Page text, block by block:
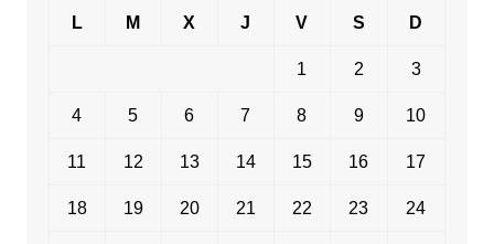
L M X J V S D
1 2 3
4 5 6 7 8 9 10
11 12 13 14 15 16 17
18 19 20 21 22 23 24